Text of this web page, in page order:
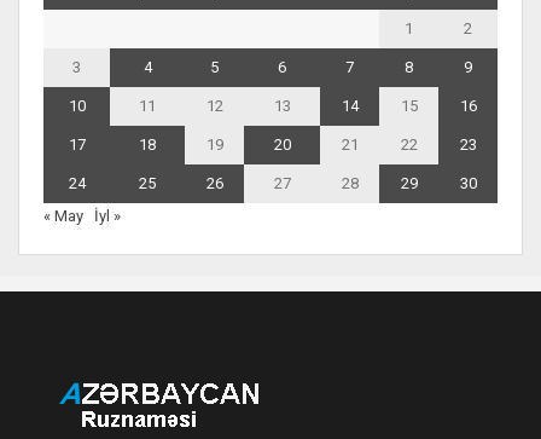
1 2
3 4 5 6 7 8 9
10 11 12 13 14 15 16
17 18 19 20 21 22 23
24 25 26 27 28 29
30
« May
İyl »